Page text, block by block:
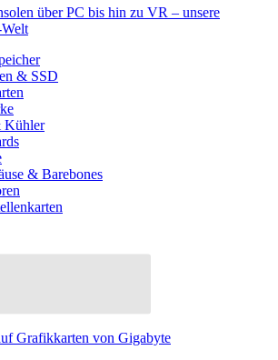
über PC bis hin zu VR – unsere
& SSD
Kühler
& Barebones
Grafikkarten von Gigabyte